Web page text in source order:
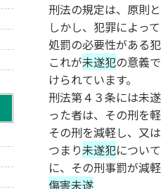
刑法の規定は、原則
しかし、犯罪によっ
処罰の必要性がある
これが未遂犯の意義
けられています。
刑法第４３条には未
った者は、その刑を
その刑を減軽し、又
つまり未遂犯につい
に、その刑事罰が減
傷害未遂